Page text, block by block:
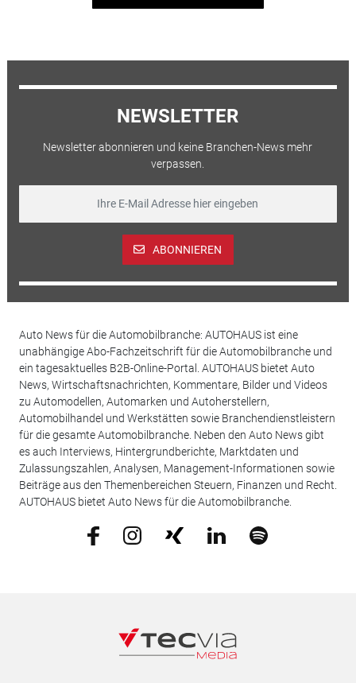
NEWSLETTER
Newsletter abonnieren und keine Branchen-News mehr
verpassen.
ABONNIEREN
Auto News für die Automobilbranche: AUTOHAUS ist eine
unabhängige Abo-Fachzeitschrift für die Automobilbranche und
ein tagesaktuelles B2B-Online-Portal. AUTOHAUS bietet Auto
News, Wirtschaftsnachrichten, Kommentare, Bilder und Videos
zu Automodellen, Automarken und Autoherstellern,
Automobilhandel und Werkstätten sowie Branchendienstleistern
für die gesamte Automobilbranche. Neben den Auto News gibt
es auch Interviews, Hintergrundberichte, Marktdaten und
Zulassungszahlen, Analysen, Management-Informationen sowie
Beiträge aus den Themenbereichen Steuern, Finanzen und Recht.
AUTOHAUS bietet Auto News für die Automobilbranche.